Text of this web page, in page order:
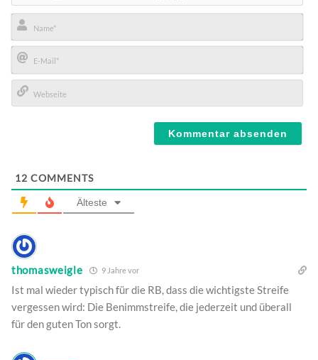
Name*
E-
Mail*
12 COMMENTS
Älteste
thomasweigle 9 Jahre vor
Ist mal wieder typisch für die RB, dass die wichtigste Streife
vergessen wird: Die Benimmstreife, die jederzeit und überall
für den guten Ton sorgt.